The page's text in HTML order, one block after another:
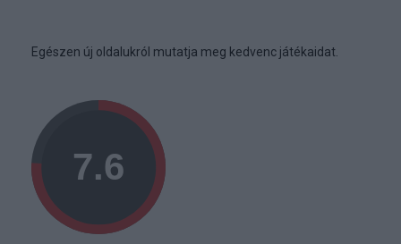
Egészen új oldalukról mutatja meg kedvenc játékaidat.